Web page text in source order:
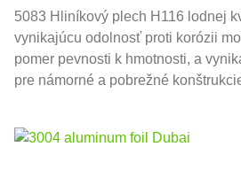
5083 Hliníkový plech H116 lodnej
vynikajúcu odolnosť proti korózii
pomer pevnosti k hmotnosti, a
pre námorné a pobrežné